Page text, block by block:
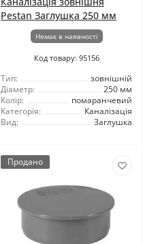
Pestan Заглушка 250 мм
Немає в наявності
Код товару: 95156
Тип:
зовнішній
Діаметр:
250 мм
Колір:
помаранчевий
Категорія:
Каналізація
Вид:
Заглушка
Продано